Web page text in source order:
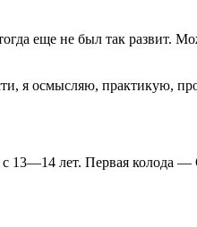
еще не был так развит.
я осмысляю, практикую,
с 13—14 лет. Первая колода